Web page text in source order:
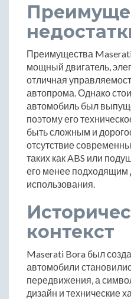
Преимущества
мощный двигатель,
отличная
автопрома. Однако
автомобиль был
поэтому его
быть сложным и
отсутствие
таких как ABS или
его менее подходящим
использования.
контекст
Maserati Bora был
автомобили
передвижения, а
дизайн и технические